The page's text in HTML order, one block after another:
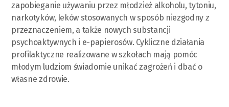
zapobieganie używaniu przez młodzież alkoholu, tytoniu,
narkotyków, leków stosowanych w sposób niezgodny z
przeznaczeniem, a także nowych substancji
psychoaktywnych i e-papierosów. Cykliczne działania
profilaktyczne realizowane w szkołach mają pomóc
młodym ludziom świadomie unikać zagrożeń i dbać o
własne zdrowie.